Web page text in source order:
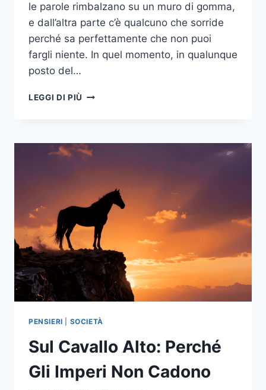
le parole rimbalzano su un muro di gomma,
e dall’altra parte c’è qualcuno che sorride
perché sa perfettamente che non puoi
fargli niente. In quel momento, in qualunque
posto del…
LEGGI DI PIÙ
BATTE
CON
A
VOLTE
SAREBBE
COSÌ
APPAGANTE…)
PENSIERI SOCIETÀ
Sul Cavallo Alto: Perché
Gli Imperi Non Cadono